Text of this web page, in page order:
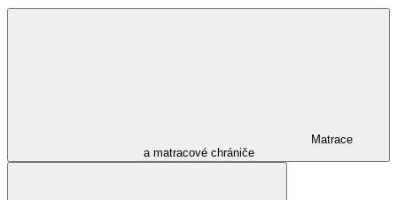
Matrace
a matracové chrániče